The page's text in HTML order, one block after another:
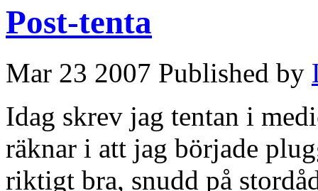
Post-tenta
Mar 23 2007 Published by
Idag skrev jag tentan i
räknar i att jag började
riktigt bra, snudd på